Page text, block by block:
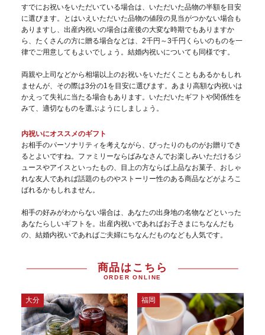
すでにお祝いをいただいている場合は、いただいた品物の半額を目安
に選びます。とはいえいただいた品物の値段の見当がつかない場合も
ありますし、出産内祝いの場合は産後の大変な時期でもありますか
ら、たくさんの方に贈る場合などは、2千円～3千円くらいのものを一
律でご用意してもよいでしょう。結婚内祝いについても同様です。
両親や上司などから相場以上のお祝いをいただくこともあるかもしれ
ませんが、その際は3分の1を目安に選びます。あまり高額な内祝いは
かえって失礼に当たる場合もあります。いただいたギフトや関係性を
みて、適切なものを選ぶようにしましょう。
内祝いにオススメのギフト
お相手のパーソナリティを考えながら、ぴったりのものがお贈りでき
るとよいですね。ファミリーならばみなさんでお楽しみいただけるジ
ュースやアイスといったもの、目上の方ならば上品なお菓子、おしゃ
れな友人であれば話題のものやストーリー性のある商品などがよろこ
ばれるかもしれません。
相手の好みがわからない場合は、あなたの出身地の名物などといった
あなたらしいギフトを。出産内祝いであればお子さまにちなんだも
の、結婚内祝いであればご夫婦にちなんだものなども人気です。
商品はこちら
ORDER ONLINE
大分 福岡